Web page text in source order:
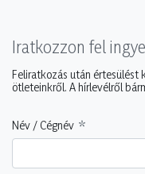
Iratkozzon fel
Feliratkozás után értesülést
ötleteinkről. A hírlevélről
Név / Cégnév